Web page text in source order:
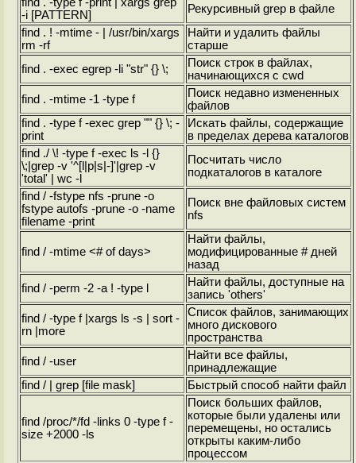
-i [PATTERN]
Рекурсивный grep в файле
find . ! -mtime -| /usr/bin/xargs
rm -rf
Найти и удалить файлы
старше
find . -exec egrep -li "str" {} \;
Поиск строк в файлах,
начинающихся с cwd
find . -mtime -1 -type f
Поиск недавно измененных
файлов
find . -type f -exec grep "" {} \; -
print
Искать файлы, содержащие
в пределах дерева каталогов
find ./ \! -type f -exec ls -l {}
\;|grep -v '^[l|p|s|-]'|grep -v
'total' | wc -l
Посчитать число
подкаталогов в каталоге
find / -fstype nfs -prune -o
fstype autofs -prune -o -name
filename -print
Поиск вне файловых систем
nfs
find / -mtime <# of days>
Найти файлы,
модифицированные # дней
назад
find / -perm -2 -a ! -type l
Найти файлы, доступные на
запись 'others'
find / -type f |xargs ls -s | sort -
rn |more
Список файлов, занимающих
много дискового
пространства
find / -user
Найти все файлы,
принадлежащие
find / | grep [file mask]
Быстрый способ найти файл
find /proc/*/fd -links 0 -type f -
size +2000 -ls
Поиск больших файлов,
которые были удалены или
перемещены, но остались
открыты каким-либо
процессом